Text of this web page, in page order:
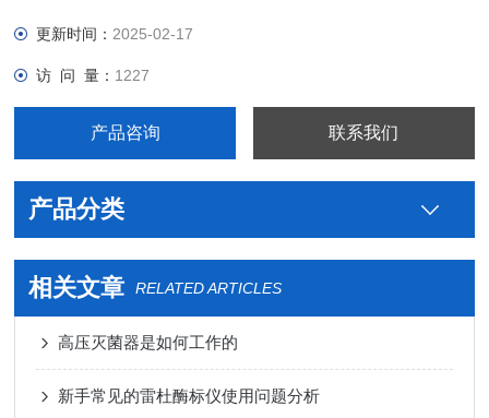
更新时间： 2025-02-17
访 问 量： 1227
产品咨询 联系我们
产品分类
相关文章 RELATED ARTICLES
高压灭菌器是如何工作的
新手常见的雷杜酶标仪使用问题分析